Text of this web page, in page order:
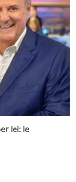
lei: le